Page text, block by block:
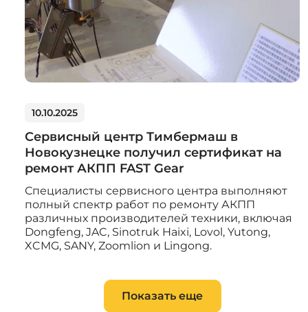
10.10.2025
Сервисный центр Тимбермаш в
Новокузнецке получил сертификат на
ремонт АКПП FAST Gear
Специалисты сервисного центра выполняют
полный спектр работ по ремонту АКПП
различных производителей техники, включая
Dongfeng, JAC, Sinotruk Haixi, Lovol, Yutong,
XCMG, SANY, Zoomlion и Lingong.
Показать еще